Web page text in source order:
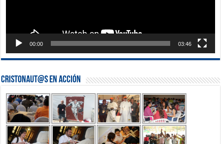
00:00 03:46
Cristonaut@s en Acción